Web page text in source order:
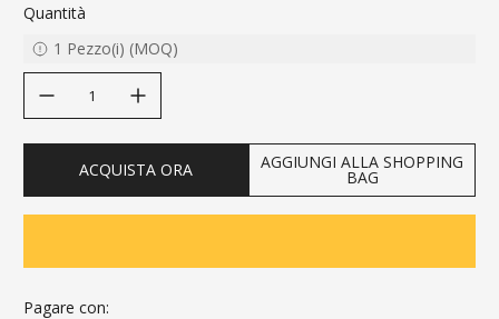
Quantità
1 Pezzo(i) (MOQ)
ACQUISTA ORA AGGIUNGI ALLA SHOPPING
BAG
Pagare con: